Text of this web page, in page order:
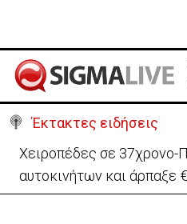
Έκτακτες ειδήσεις
Παραμένει υπό κράτηση
για υπόθεση εκβιασμών